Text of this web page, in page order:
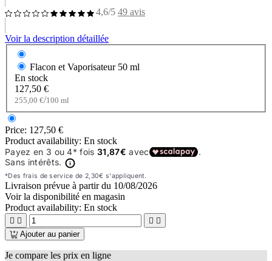
4,6/5 49 avis
Voir la description détaillée
Flacon et Vaporisateur 50 ml
En stock
127,50 €
255,00 €/100 ml
Price: 127,50 €
Product availability: En stock
Livraison prévue à partir du 10/08/2026
Voir la disponibilité en magasin
Product availability: En stock
   
Ajouter au panier
Je compare les prix en ligne